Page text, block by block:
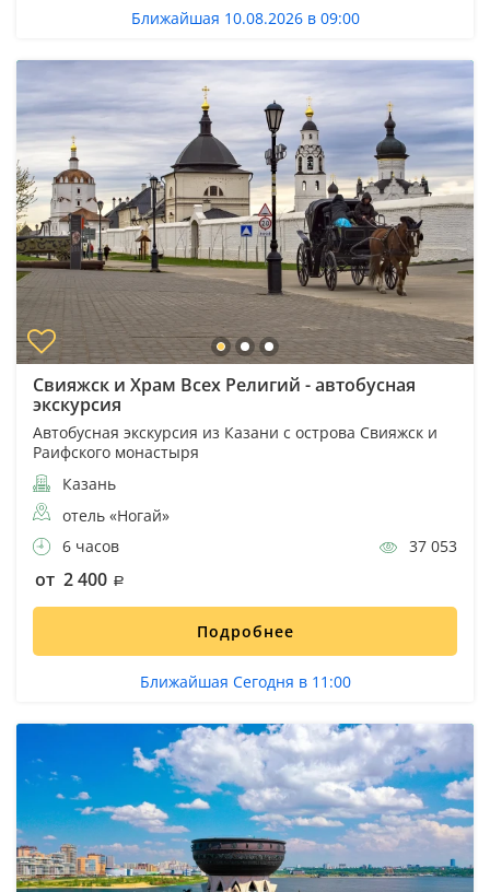
Ближайшая 10.08.2026 в 09:00
Свияжск и Храм Всех Религий - автобусная
экскурсия
Автобусная экскурсия из Казани с острова Свияжск и
Раифского монастыря
Казань
отель «Ногай»
6 часов
37 053
от 2 400
Подробнее
Ближайшая Сегодня в 11:00